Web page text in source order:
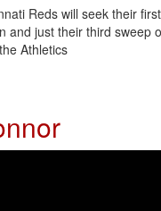
Reds will seek their
and just their third sweep
Athletics